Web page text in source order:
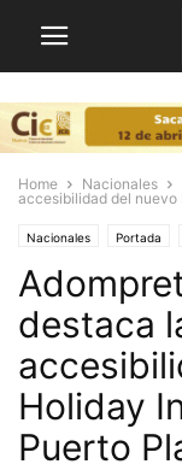
Home Nacionales
accesibilidad del nuevo
Nacionales Portada
destaca
Holiday
Puerto